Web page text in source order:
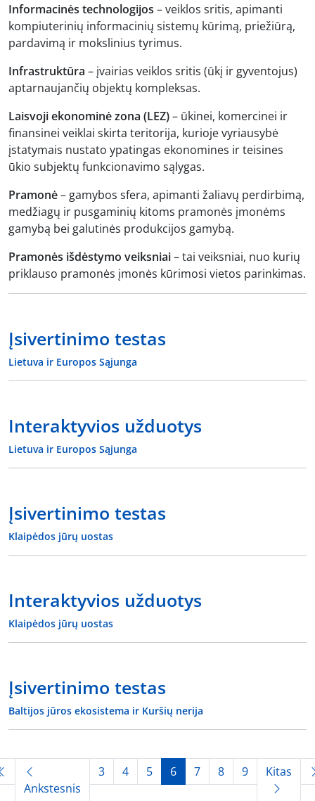
Informacinės technologijos – veiklos sritis, apimanti
kompiuterinių informacinių sistemų kūrimą, priežiūrą,
pardavimą ir mokslinius tyrimus.
Infrastruktūra – įvairias veiklos sritis (ūkį ir gyventojus)
aptarnaujančių objektų kompleksas.
Laisvoji ekonominė zona (LEZ)– ūkinei, komercinei ir
finansinei veiklai skirta teritorija, kurioje vyriausybė
įstatymais nustato ypatingas ekonomines ir teisines
ūkio subjektų funkcionavimo sąlygas.
Pramonė– gamybos sfera, apimanti žaliavų perdirbimą,
medžiagų ir pusgaminių kitoms pramonės įmonėms
gamybą bei galutinės produkcijos gamybą.
Pramonės išdėstymo veiksniai– tai veiksniai, nuo kurių
priklauso pramonės įmonės kūrimosi vietos parinkimas.
Įsivertinimo testas
Lietuva ir Europos Sąjunga
Interaktyvios užduotys
Lietuva ir Europos Sąjunga
Įsivertinimo testas
Klaipėdos jūrų uostas
Interaktyvios užduotys
Klaipėdos jūrų uostas
Įsivertinimo testas
Baltijos jūros ekosistema ir Kuršių nerija
Ankstesnis
3 4 5 6 7 8 9 Kitas